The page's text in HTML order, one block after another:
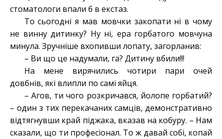
стоматологи впали б в екстаз.
То сьогодні я мав мовчки закопати ні в чому
не винну дитинку? Ну ні, ера горбатого мовчуна
минула. Зручніше вхопивши лопату, загорланив:
– Ви що це надумали, га? Дитину вбили!!!
На мене вирячились чотири пари очей
довбнів, які влипли по самі яйця.
– Агов, ти чого розкричався, йолопе горбатий?
– один з тих перекачаних самців, демонстративно
відтягнувши край піджака, вказав на кобуру. – Нам
сказали, що ти професіонал. То ж давай собі, копай